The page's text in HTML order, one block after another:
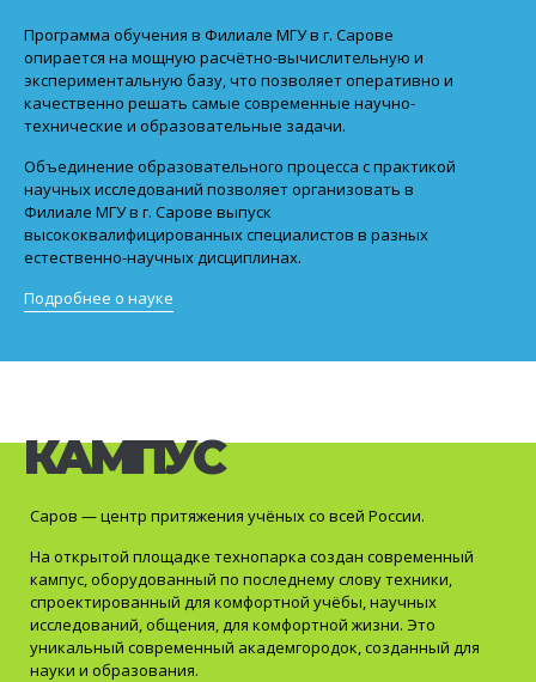
Программа обучения в Филиале МГУ в г. Сарове
опирается на мощную расчётно-вычислительную и
экспериментальную базу, что позволяет оперативно и
качественно решать самые современные научно-
технические и образовательные задачи.
Объединение образовательного процесса с практикой
научных исследований позволяет организовать в
Филиале МГУ в г. Сарове выпуск
высококвалифицированных специалистов в разных
естественно-научных дисциплинах.
Подробнее о науке
КАМПУС
Саров — центр притяжения учёных со всей России.
На открытой площадке технопарка создан современный
кампус, оборудованный по последнему слову техники,
спроектированный для комфортной учёбы, научных
исследований, общения, для комфортной жизни. Это
уникальный современный академгородок, созданный для
науки и образования.